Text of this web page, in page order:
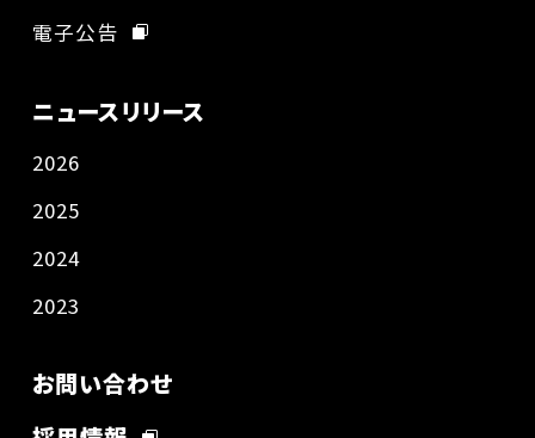
電子公告
ニュースリリース
2026
2025
2024
2023
お問い合わせ